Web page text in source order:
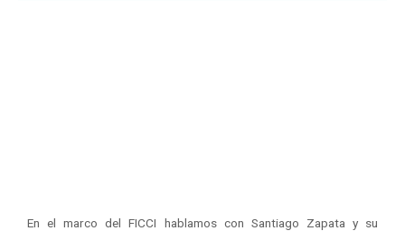
En el marco del FICCI hablamos con Santiago Zapata y su